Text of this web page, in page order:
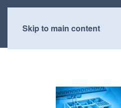
Skip to main content